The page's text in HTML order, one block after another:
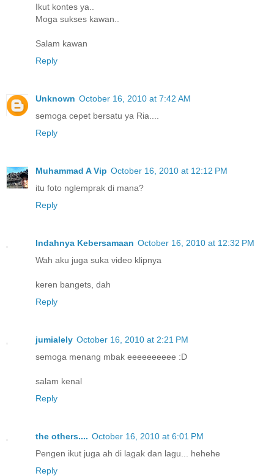
Ikut kontes ya..
Moga sukses kawan..
Salam kawan
Reply
Unknown October 16, 2010 at 7:42 AM
semoga cepet bersatu ya Ria....
Reply
Muhammad A Vip October 16, 2010 at 12:12 PM
itu foto nglemprak di mana?
Reply
Indahnya Kebersamaan October 16, 2010 at 12:32 PM
Wah aku juga suka video klipnya
keren bangets, dah
Reply
jumialely October 16, 2010 at 2:21 PM
semoga menang mbak eeeeeeeeee :D
salam kenal
Reply
the others.... October 16, 2010 at 6:01 PM
Pengen ikut juga ah di lagak dan lagu... hehehe
Reply